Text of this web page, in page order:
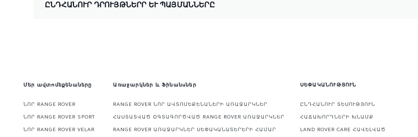
ԸՆԴՀԱՆՈՒՐ ԴՐՈՒՅԹՆԵՐՐ ԵՒ ՊԱՅՄԱՆՆԵՐԸ
Մեր ավտոմեքենաները
ՆՈՐ RANGE ROVER
ՆՈՐ RANGE ROVER SPORT
ՆՈՐ RANGE ROVER VELAR
Առաջարկներ և Ֆինանսներ
RANGE ROVER ՆՈՐ ԱՎՏՈՄԵՔԵՆԱՆԵՐԻ ԱՌԱՋԱՐԿՆԵՐ
ՀԱՍՏԱՏՎԱԾ ՕԳՏԱԳՈՐԾՎԱԾ RANGE ROVER ԱՌԱՋԱՐԿՆԵՐ
RANGE ROVER ԱՌԱՋԱՐԿՆԵՐ ՍԵՓԱԿԱՆԱՏԵՐԵՐԻ ՀԱՄԱՐ
ՍԵՓԱԿԱՆՈՒԹՅՈՒՆ
ԸՆԴՀԱՆՈՒՐ ՏԵՍՈՒԹՅՈՒՆ
ՀԱՃԱԽՈՐԴՆԵՐԻ ԽՆԱՄՔ
LAND ROVER CARE ՀԱՎԵԼՎԱԾ